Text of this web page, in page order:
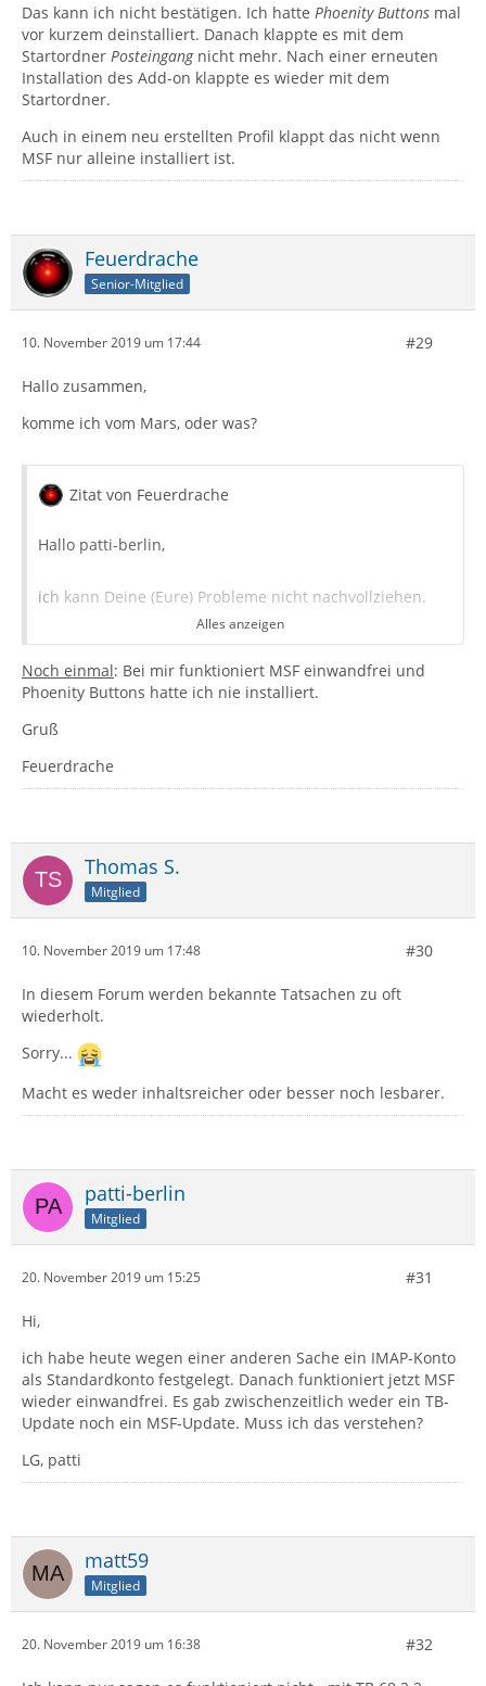
Das kann ich nicht bestätigen. Ich hatte Phoenity Buttons mal
vor kurzem deinstalliert. Danach klappte es mit dem
Startordner Posteingangnicht mehr. Nach einer erneuten
Installation des Add-on klappte es wieder mit dem
Startordner.
Auch in einem neu erstellten Profil klappt das nicht wenn
MSF nur alleine installiert ist.
Feuerdrache
Senior-Mitglied
10. November 2019 um 17:44 #29
Hallo zusammen,
komme ich vom Mars, oder was?
Zitat von Feuerdrache
Hallo patti-berlin,
ich kann Deine (Eure) Probleme nicht nachvollziehen.
Bei mir funktioniert MSF einwandfrei (alle Funktionen!).
Phoenity Buttons hatte ich noch nie installiert.
Thunderbird-Originalversionen von hier und
Linux Mageia 7 x86_64
Linux openSUSE 15.1 Leap x86_64
Gruß
Feuerdrache
Alles anzeigen
Noch einmal: Bei mir funktioniert MSF einwandfrei und
Phoenity Buttons hatte ich nie installiert.
Gruß
Feuerdrache
Thomas S.
Mitglied
10. November 2019 um 17:48 #30
In diesem Forum werden bekannte Tatsachen zu oft
wiederholt.
Sorry...
Macht es weder inhaltsreicher oder besser noch lesbarer.
patti-berlin
Mitglied
20. November 2019 um 15:25 #31
Hi,
ich habe heute wegen einer anderen Sache ein IMAP-Konto
als Standardkonto festgelegt. Danach funktioniert jetzt MSF
wieder einwandfrei. Es gab zwischenzeitlich weder ein TB-
Update noch ein MSF-Update. Muss ich das verstehen?
LG, patti
matt59
Mitglied
20. November 2019 um 16:38 #32